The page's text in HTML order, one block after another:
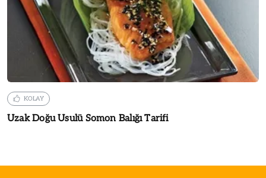
KOLAY
Uzak Doğu Usulü Somon Balığı Tarifi